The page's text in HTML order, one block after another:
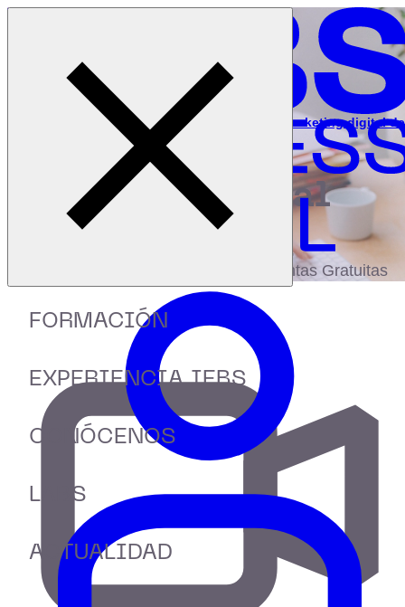
FORMACIÓN
EXPERIENCIA IEBS
CONÓCENOS
LABS
ACTUALIDAD
Inicio
Recursos
Webinar: Cómo hacer un análisis del marketing digital de
tu competencia
bibliotecadigital
Accede a más de 150 Recursos, Guías,
eBooks,Plantillas, Estudios y Herramientas Gratuitas